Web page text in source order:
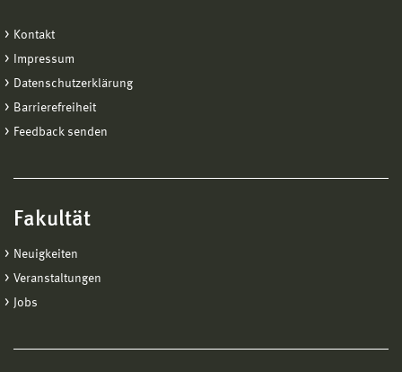
Kontakt
Impressum
Datenschutzerklärung
Barrierefreiheit
Feedback senden
Fakultät
Neuigkeiten
Veranstaltungen
Jobs